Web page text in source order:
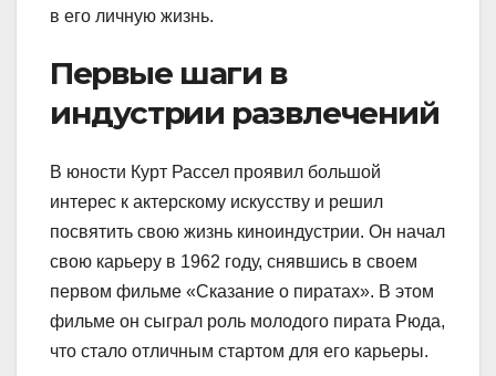
в его личную жизнь.
Первые шаги в
индустрии развлечений
В юности Курт Рассел проявил большой
интерес к актерскому искусству и решил
посвятить свою жизнь киноиндустрии. Он начал
свою карьеру в 1962 году, снявшись в своем
первом фильме «Сказание о пиратах». В этом
фильме он сыграл роль молодого пирата Рюда,
что стало отличным стартом для его карьеры.